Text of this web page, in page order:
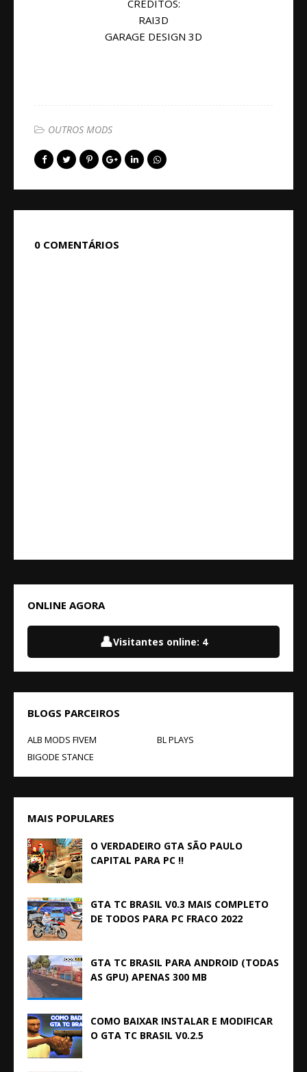
CRÉDITOS:
RAI3D
GARAGE DESIGN 3D
OUTROS MODS
0 COMENTÁRIOS
ONLINE AGORA
👤Visitantes online: 4
BLOGS PARCEIROS
ALB MODS FIVEM
BL PLAYS
BIGODE STANCE
MAIS POPULARES
O VERDADEIRO GTA SÃO PAULO
CAPITAL PARA PC !!
GTA TC BRASIL V0.3 MAIS COMPLETO
DE TODOS PARA PC FRACO 2022
GTA TC BRASIL PARA ANDROID (TODAS
AS GPU) APENAS 300 MB
COMO BAIXAR INSTALAR E MODIFICAR
O GTA TC BRASIL V0.2.5